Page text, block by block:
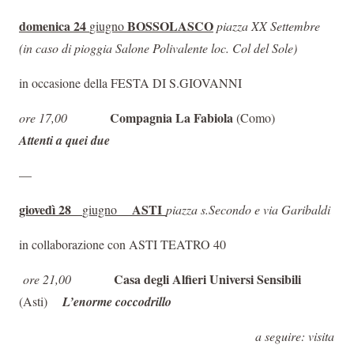
domenica 24 giugnoBOSSOLASCOpiazza XX Settembre
(in caso di pioggia Salone Polivalente loc. Col del Sole)
in occasione della FESTA DI S.GIOVANNI
ore 17,00 Compagnia La Fabiola(Como)
Attenti a quei due
—
giovedì 28 giugno ASTI piazza s.Secondo e via Garibaldi
in collaborazione con ASTI TEATRO 40
ore 21,00 Casa degli Alfieri Universi Sensibili
(Asti) L’enorme coccodrillo
a seguire: visita